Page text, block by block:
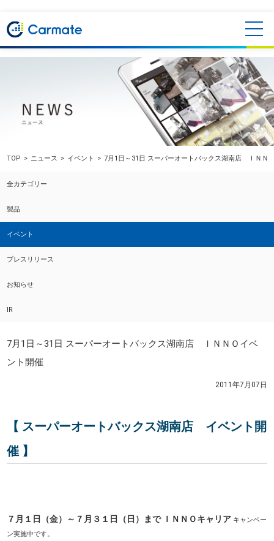
TOP ニュース イベント 7月1日～31日 スーパーオートバックス湖南店 ＩＮＮ
全カテゴリー
製品
イベント
プレスリリース
お知らせ
IR
7月1日～31日 スーパーオートバックス湖南店 ＩＮＮＯイベ
ント開催
2011年7月07日
【 スーパーオートバックス湖南店 イベント開
催 】
７月１日（金）～７月３１日（日）まで ＩＮＮＯキャリア キャンペー
ン実施中です。